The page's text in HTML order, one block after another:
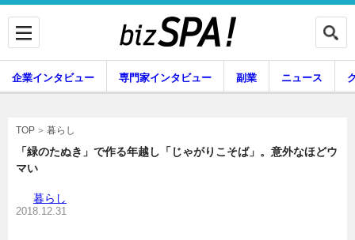
企業インタビュー
企業インタビュー 専門家インタビュー 副業 ニュース
TOP 暮らし
「緑のたぬき」で作る年越し「じゃがりこそば」。意外なほどウ
マい
暮らし
2018.12.31